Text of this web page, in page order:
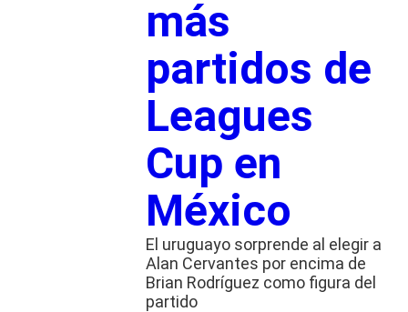
más
partidos de
Leagues
Cup en
México
El uruguayo sorprende al elegir a
Alan Cervantes por encima de
Brian Rodríguez como figura del
partido